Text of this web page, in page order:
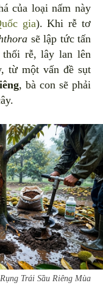
của loại nấm này
gia). Khi rễ tơ
sẽ lập tức tấn
thối rễ, lây lan lên
từ một vấn đề sụt
, bà con sẽ phải
Trái Sầu Riêng Mùa